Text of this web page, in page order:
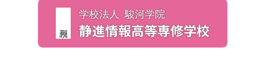
学校法人 駿河学院
静進情報高等専修学校